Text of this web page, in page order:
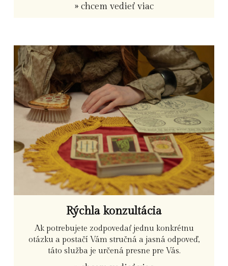
» chcem vedieť viac
Rýchla konzultácia
Ak potrebujete zodpovedať jednu konkrétnu
otázku a postačí Vám stručná a jasná odpoveď,
táto služba je určená presne pre Vás.